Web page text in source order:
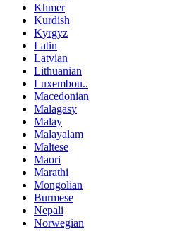
Khmer
Kurdish
Kyrgyz
Latin
Latvian
Lithuanian
Luxembou..
Macedonian
Malagasy
Malay
Malayalam
Maltese
Maori
Marathi
Mongolian
Burmese
Nepali
Norwegian